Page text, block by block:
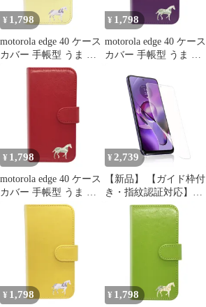
¥ 1,798
motorola edge 40 ケース
カバー 手帳型 うま 馬
edge 40ケース edge 40カ
edge40カバー "4q-3pl-
¥ 1,798
motorola edge 40 ケース
カバー 手帳型 うま 馬
バー edge40ケース
edge40カバー "2q-5pl-
¥ 1,798
motorola edge 40 ケース
カバー 手帳型 うま 馬
edge 40ケース edge 40カ
バー edge40ケース
edge40カバー "q-4pl-
¥ 2,739
【新品】 【ガイド枠付
き・指紋認証対応】
Motorola Edge 40 5G 用
フィルム さらさ moto
edge 40 専用 アンチグ
レア フィルム 非ガラス
軟 TPU素材・3D設計・
アンチ反光・サラサラ
・表面キズ修復 モトロ
ーラ edge40液晶
¥ 1,798 ¥ 1,798